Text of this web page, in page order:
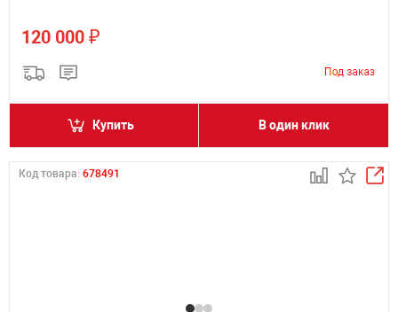
120 000 ₽
Купить В один клик
Код товара: 678491